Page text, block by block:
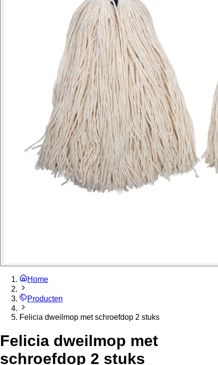
Home
Producten
Felicia dweilmop met schroefdop 2 stuks
Felicia dweilmop met
schroefdop 2 stuks